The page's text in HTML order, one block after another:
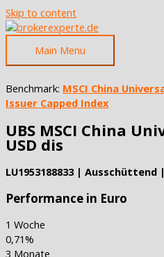
Skip to content
Main Menu
Benchmark: MSCI China
Issuer Capped Index
UBS MSCI China
USD dis
LU1953188833 | Ausschüttend |
Performance in Euro
1 Woche
0,71%
3 Monate